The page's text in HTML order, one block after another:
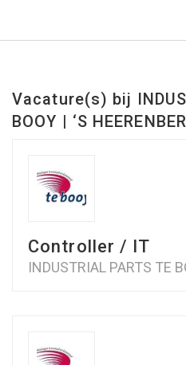
Vacature(s) bij
BOOY | ‘S
Controller / IT
INDUSTRIAL PARTS TE